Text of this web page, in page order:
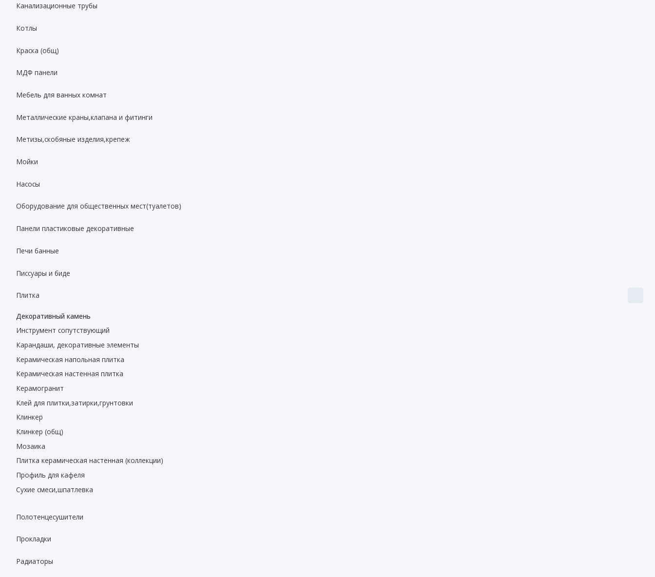
Канализационные трубы
Котлы
Краска (общ)
МДФ панели
Мебель для ванных комнат
Металлические краны,клапана и фитинги
Метизы,скобяные изделия,крепеж
Мойки
Насосы
Оборудование для общественных мест(туалетов)
Панели пластиковые декоративные
Печи банные
Писсуары и биде
Плитка
Декоративный камень
Инструмент сопутствующий
Карандаши, декоративные элементы
Керамическая напольная плитка
Керамическая настенная плитка
Керамогранит
Клей для плитки,затирки,грунтовки
Клинкер
Клинкер (общ)
Мозаика
Плитка керамическая настенная (коллекции)
Профиль для кафеля
Сухие смеси,шпатлевка
Полотенцесушители
Прокладки
Радиаторы